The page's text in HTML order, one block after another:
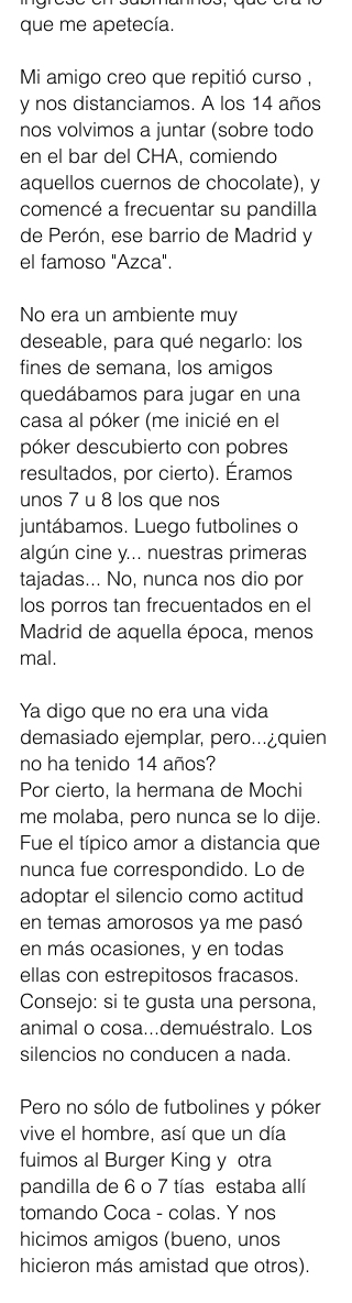
que me apetecía.
Mi amigo creo que repitió curso ,
y nos distanciamos. A los 14 años
nos volvimos a juntar (sobre todo
en el bar del CHA, comiendo
aquellos cuernos de chocolate), y
comencé a frecuentar su pandilla
de Perón, ese barrio de Madrid y
el famoso "Azca".
No era un ambiente muy
deseable, para qué negarlo: los
fines de semana, los amigos
quedábamos para jugar en una
casa al póker (me inicié en el
póker descubierto con pobres
resultados, por cierto). Éramos
unos 7 u 8 los que nos
juntábamos. Luego futbolines o
algún cine y... nuestras primeras
tajadas... No, nunca nos dio por
los porros tan frecuentados en el
Madrid de aquella época, menos
mal.
Ya digo que no era una vida
demasiado ejemplar, pero...¿quien
no ha tenido 14 años?
Por cierto, la hermana de Mochi
me molaba, pero nunca se lo dije.
Fue el típico amor a distancia que
nunca fue correspondido. Lo de
adoptar el silencio como actitud
en temas amorosos ya me pasó
en más ocasiones, y en todas
ellas con estrepitosos fracasos.
Consejo: si te gusta una persona,
animal o cosa...demuéstralo. Los
silencios no conducen a nada.
Pero no sólo de futbolines y póker
vive el hombre, así que un día
fuimos al Burger King y  otra
pandilla de 6 o 7 tías  estaba allí
tomando Coca - colas. Y nos
hicimos amigos (bueno, unos
hicieron más amistad que otros).